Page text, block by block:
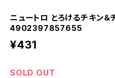
ニュートロ とろけるチキン
4902397857655
¥431
SOLD OUT